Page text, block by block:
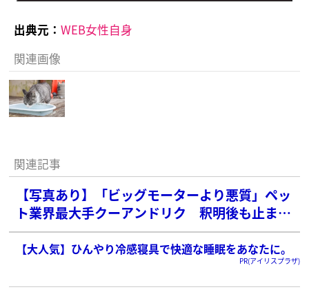
出典元： WEB女性自身
関連画像
関連記事
【写真あり】「ビッグモーターより悪質」ペッ
ト業界最大手クーアンドリク 釈明後も止まら
ぬ告発報道にネット憤怒…ひろゆき、杉本彩ら
著名人らも問題視
【大人気】ひんやり冷感寝具で快適な睡眠をあなたに。
PR(アイリスプラザ)